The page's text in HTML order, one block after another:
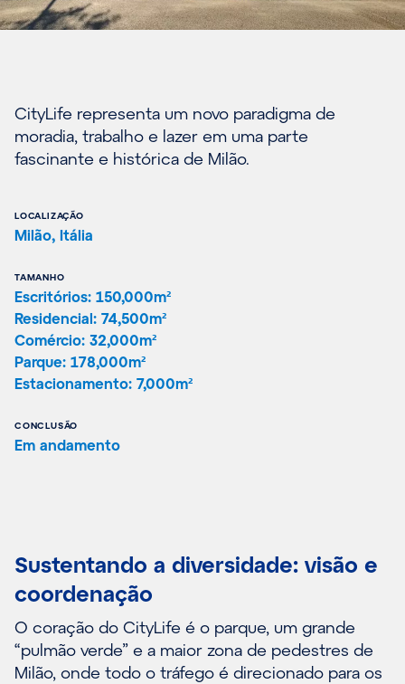
CityLife representa um novo paradigma de
moradia, trabalho e lazer em uma parte
fascinante e histórica de Milão.
LOCALIZAÇÃO
Milão, Itália
TAMANHO
Escritórios: 150,000m²
Residencial: 74,500m²
Comércio: 32,000m²
Parque: 178,000m²
Estacionamento: 7,000m²
CONCLUSÃO
Em andamento
Sustentando a diversidade: visão e
coordenação
O coração do CityLife é o parque, um grande
“pulmão verde” e a maior zona de pedestres de
Milão, onde todo o tráfego é direcionado para os